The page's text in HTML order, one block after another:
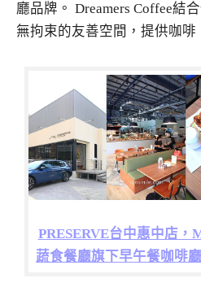
廳品牌。 Dreamers Coffee結
無拘束的友善空間，提供咖啡
PRESERVE台中惠中店，
蔬食餐廳旗下早午餐咖啡